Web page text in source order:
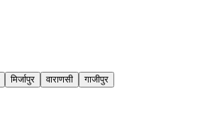
मिर्जापुर वाराणसी
गाजीपुर